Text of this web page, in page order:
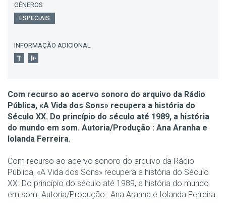
GÉNEROS
ESPECIAIS
INFORMAÇÃO ADICIONAL
Com recurso ao acervo sonoro do arquivo da Rádio
Pública, «A Vida dos Sons» recupera a história do
Século XX. Do princípio do século até 1989, a história
do mundo em som. Autoria/Produção : Ana Aranha e
Iolanda Ferreira.
Com recurso ao acervo sonoro do arquivo da Rádio
Pública, «A Vida dos Sons» recupera a história do Século
XX. Do princípio do século até 1989, a história do mundo
em som. Autoria/Produção : Ana Aranha e Iolanda Ferreira.